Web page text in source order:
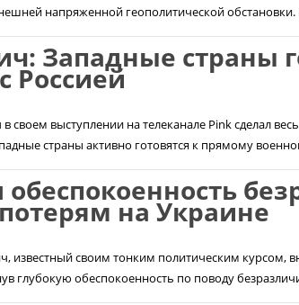
напряженной геополитической
Западные страны
Россией
своем выступлении на телеканале Pink сделал
страны активно готовятся к прямому
на Украине
известный своим тонким политическим курсом,
глубокую обеспокоенность по поводу